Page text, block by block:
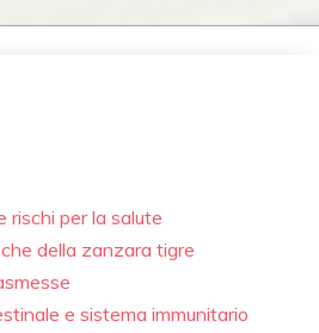
rischi per la salute
della zanzara tigre
e sistema immunitario